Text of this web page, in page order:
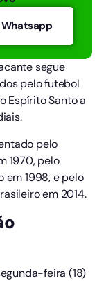
segue
pelo futebol
Espírito Santo a
pelo
1970, pelo
em 1998, e pelo
em 2014.
feira (18)